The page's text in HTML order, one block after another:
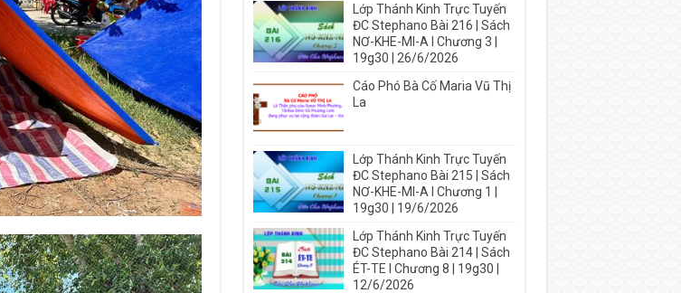
Lớp Thánh Kinh Trực Tuyến
ĐC Stephano Bài 216 | Sách
NƠ-KHE-MI-A I Chương 3 |
19g30 | 26/6/2026
Cáo Phó Bà Cố Maria Vũ Thị
La
Lớp Thánh Kinh Trực Tuyến
ĐC Stephano Bài 215 | Sách
NƠ-KHE-MI-A I Chương 1 |
19g30 | 19/6/2026
Lớp Thánh Kinh Trực Tuyến
ĐC Stephano Bài 214 | Sách
ÉT-TE I Chương 8 | 19g30 |
12/6/2026